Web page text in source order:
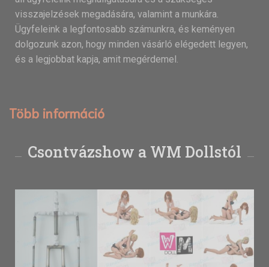
visszajelzések megadására, valamint a munkára.
Ügyfeleink a legfontosabb számunkra, és keményen
dolgozunk azon, hogy minden vásárló elégedett legyen,
és a legjobbat kapja, amit megérdemel.
Több információ
Csontvázshow a WM Dollstól